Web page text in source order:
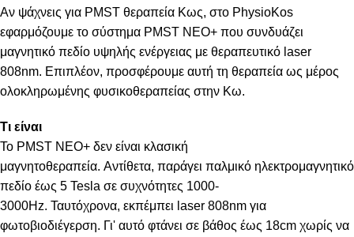
Αν ψάχνεις για PMST θεραπεία Κως, στο PhysioKos
εφαρμόζουμε το σύστημα PMST NEO+ που συνδυάζει
μαγνητικό πεδίο υψηλής ενέργειας με θεραπευτικό laser
808nm. Επιπλέον, προσφέρουμε αυτή τη θεραπεία ως μέρος
ολοκληρωμένης φυσικοθεραπείας στην Κω.
Τι είναι
Το PMST NEO+ δεν είναι κλασική
μαγνητοθεραπεία. Αντίθετα, παράγει παλμικό ηλεκτρομαγνητικό
πεδίο έως 5 Tesla σε συχνότητες 1000-
3000Hz. Ταυτόχρονα, εκπέμπει laser 808nm για
φωτοβιοδιέγερση. Γι' αυτό φτάνει σε βάθος έως 18cm χωρίς να